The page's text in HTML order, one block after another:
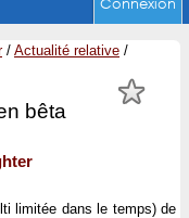
Connexion
/ Actualité relative /
bêta
limitée dans le temps) de